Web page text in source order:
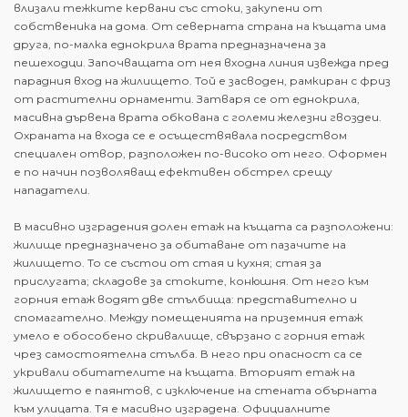
влизали тежките кервани със стоки, закупени от
собственика на дома. От северната страна на къщата има
друга, по-малка еднокрила врата предназначена за
пешеходци. Започващата от нея входна линия извежда пред
парадния вход на жилището. Той е засводен, рамкиран с фриз
от растителни орнаменти. Затваря се от еднокрила,
масивна дървена врата обкована с големи железни гвоздеи.
Охраната на входа се е осъществявала посредством
специален отвор, разположен по-високо от него. Оформен
е по начин позволяващ ефективен обстрел срещу
нападатели.
В масивно изградения долен етаж на къщата са разположени:
жилище предназначено за обитаване от пазачите на
жилището. То се състои от стая и кухня; стая за
прислугата; складове за стоките, конюшня. От него към
горния етаж водят две стълбища: представително и
спомагателно. Между помещенията на приземния етаж
умело е обособено скривалище, свързано с горния етаж
чрез самостоятелна стълба. В него при опасност са се
укривали обитателите на къщата. Вторият етаж на
жилището е паянтов, с изключение на стената обърната
към улицата. Тя е масивно изградена. Официалните